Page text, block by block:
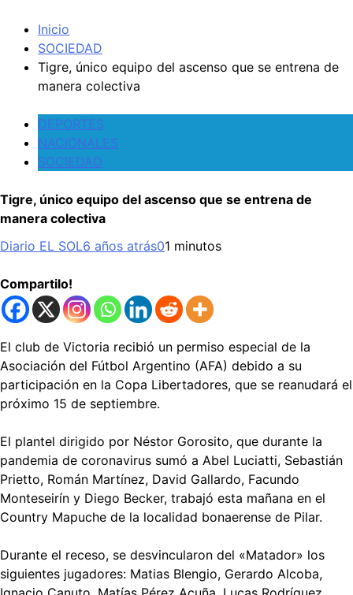
Inicio
SOCIEDAD
Tigre, único equipo del ascenso que se entrena de
manera colectiva
DEPORTES
NACIONALES
SOCIEDAD
Tigre, único equipo del ascenso que se entrena de
manera colectiva
Diario EL SOL6 años atrás01 minutos
Compartilo!
El club de Victoria recibió un permiso especial de la
Asociación del Fútbol Argentino (AFA) debido a su
participación en la Copa Libertadores, que se reanudará el
próximo 15 de septiembre.
El plantel dirigido por Néstor Gorosito, que durante la
pandemia de coronavirus sumó a Abel Luciatti, Sebastián
Prietto, Román Martínez, David Gallardo, Facundo
Monteseirín y Diego Becker, trabajó esta mañana en el
Country Mapuche de la localidad bonaerense de Pilar.
Durante el receso, se desvincularon del «Matador» los
siguientes jugadores: Matias Blengio, Gerardo Alcoba,